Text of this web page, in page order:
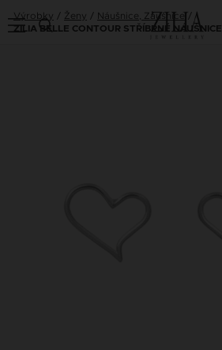
Výrobky Ženy Náušnice, Záušnice
ZILIA BELLE CONTOUR STŘÍBRNÉ NÁUŠNICE